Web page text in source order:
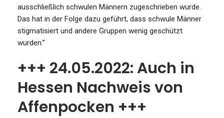
ausschließlich schwulen Männern zugeschrieben wurde.
Das hat in der Folge dazu geführt, dass schwule Männer
stigmatisiert und andere Gruppen wenig geschützt
wurden.”
+++ 24.05.2022: Auch in
Hessen Nachweis von
Affenpocken +++